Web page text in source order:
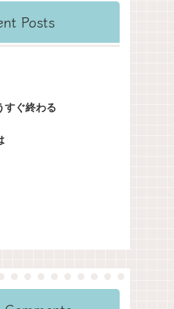
Posts
すぐ終わる